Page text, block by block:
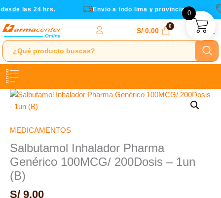
Ir
al
contenido
las 24 hrs. Envio a todo lima y provincias
S/0.00
MEDICAMENTOS
Salbutamol Inhalador Pharma
Genérico 100MCG/ 200Dosis – 1un
(B)
S/ 9.00
Salbutamol
Inhalador
Genérico
200Dosis
-
1un
(B)
0
-
(B)
cantidad